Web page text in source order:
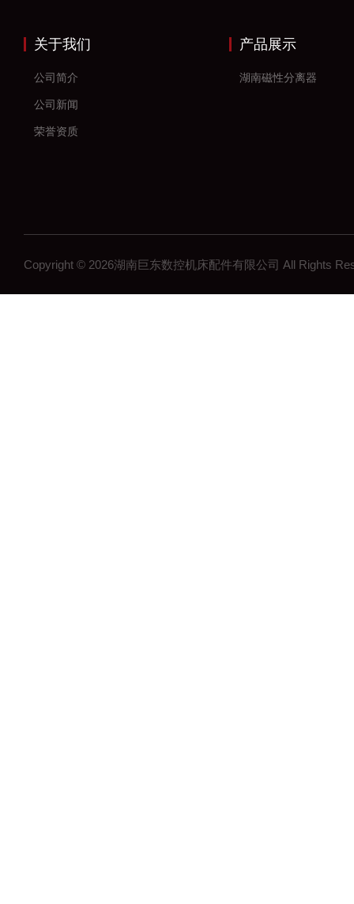
关于我们
公司简介
公司新闻
荣誉资质
产品展示
湖南磁性分离器
Copyright © 2026湖南巨东数控机床配件有限公司 All Rights